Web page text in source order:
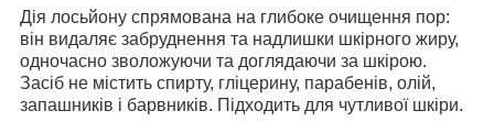
Дія лосьйону спрямована на глибоке очищення пор:
він видаляє забруднення та надлишки шкірного жиру,
одночасно зволожуючи та доглядаючи за шкірою.
Засіб не містить спирту, гліцерину, парабенів, олій,
запашників і барвників. Підходить для чутливої шкіри.